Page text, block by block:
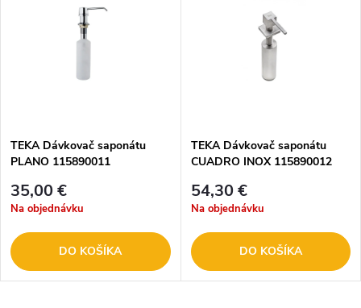
TEKA Dávkovač saponátu
PLANO 115890011
35,00 €
Na objednávku
DO KOŠÍKA
TEKA Dávkovač saponátu
CUADRO INOX 115890012
54,30 €
Na objednávku
DO KOŠÍKA